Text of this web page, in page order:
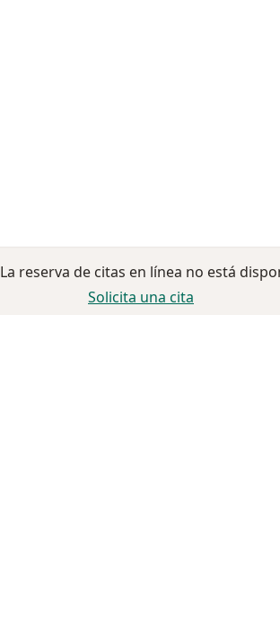
La reserva de citas en línea no está
Solicita una cita